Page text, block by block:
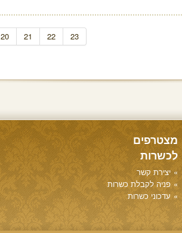
20 21 22 23
מצטרפים
לכשרות
יצירת קשר
פניה לקבלת כשרות
עדכוני כשרות